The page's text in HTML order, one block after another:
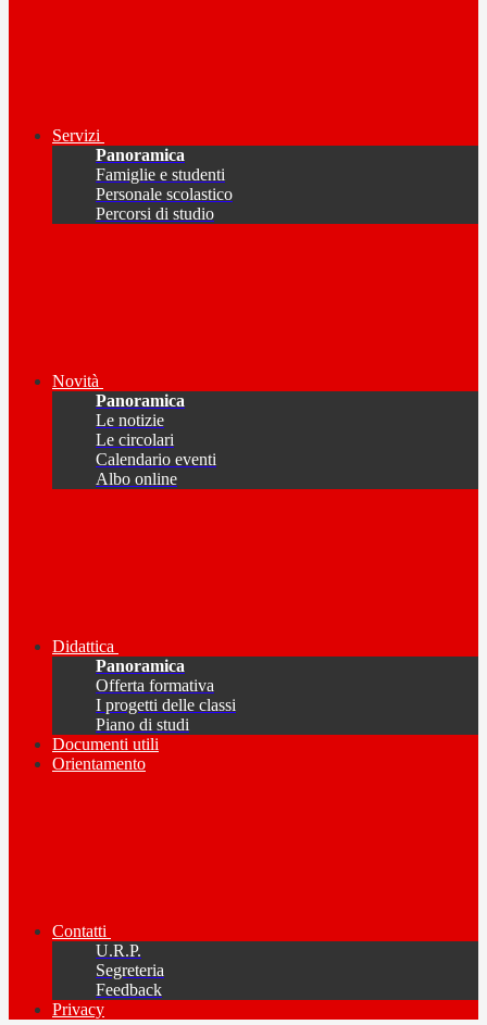
Servizi
Panoramica
Famiglie e studenti
Personale scolastico
Percorsi di studio
Novità
Panoramica
Le notizie
Le circolari
Calendario eventi
Albo online
Didattica
Panoramica
Offerta formativa
I progetti delle classi
Piano di studi
Documenti utili
Orientamento
Contatti
U.R.P.
Segreteria
Feedback
Privacy